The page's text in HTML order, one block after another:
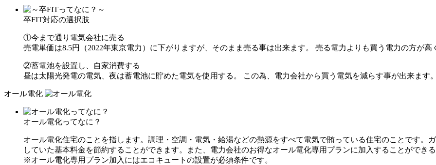
卒FIT対応の選択肢
①今まで通り電気会社に売る
売電単価は8.5円（2022年東京電力）に下がりますが、そのまま売る事は出来ます。 売る電力よりも買う電力の方が高
②蓄電池を設置し、自家消費する
昼は太陽光発電の電気、夜は蓄電池に貯めた電気を使用する。 この為、電力会社から買う電気を減らす事が出来ます
オール電化
オール電化ってなに？
オール電化住宅のことを指します。調理・空調・電気・給湯などの熱源をすべて電気で賄っている住宅のことです。
していた基本料金を節約することができます。また、電力会社のお得なオール電化専用プランに加入することができ
※オール電化専用プラン加入にはエコキュートの設置が必須条件です。